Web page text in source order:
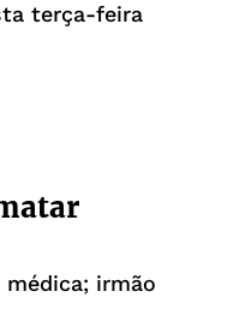
terça-feira
irmão